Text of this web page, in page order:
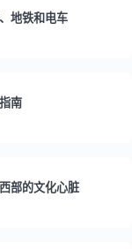
地铁和电车
南
部的文化心脏